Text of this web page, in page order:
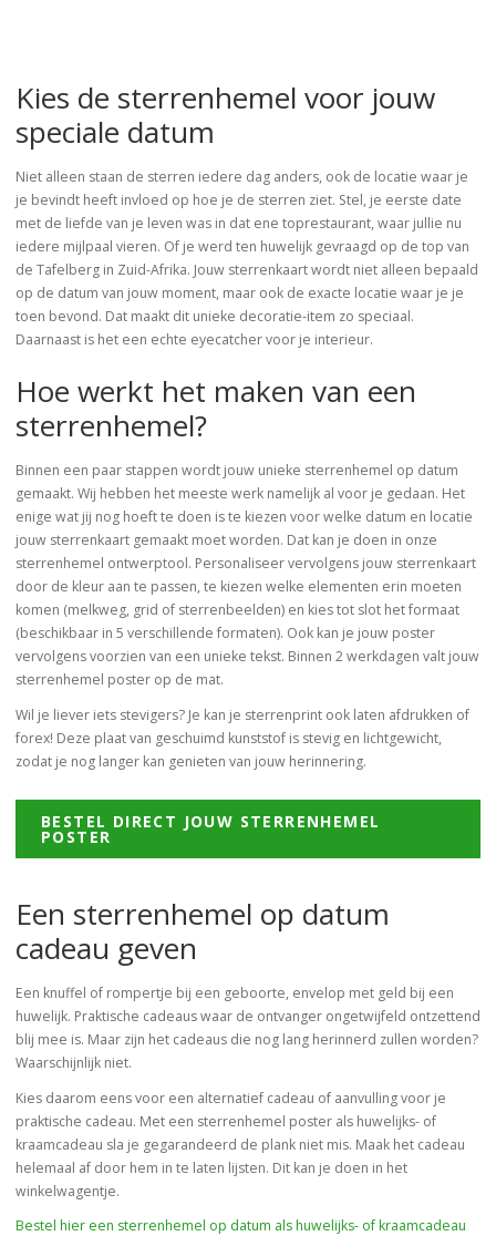
Kies de sterrenhemel voor jouw
speciale datum
Niet alleen staan de sterren iedere dag anders, ook de locatie waar je
je bevindt heeft invloed op hoe je de sterren ziet. Stel, je eerste date
met de liefde van je leven was in dat ene toprestaurant, waar jullie nu
iedere mijlpaal vieren. Of je werd ten huwelijk gevraagd op de top van
de Tafelberg in Zuid-Afrika. Jouw sterrenkaart wordt niet alleen bepaald
op de datum van jouw moment, maar ook de exacte locatie waar je je
toen bevond. Dat maakt dit unieke decoratie-item zo speciaal.
Daarnaast is het een echte eyecatcher voor je interieur.
Hoe werkt het maken van een
sterrenhemel?
Binnen een paar stappen wordt jouw unieke sterrenhemel op datum
gemaakt. Wij hebben het meeste werk namelijk al voor je gedaan. Het
enige wat jij nog hoeft te doen is te kiezen voor welke datum en locatie
jouw sterrenkaart gemaakt moet worden. Dat kan je doen in onze
sterrenhemel ontwerptool. Personaliseer vervolgens jouw sterrenkaart
door de kleur aan te passen, te kiezen welke elementen erin moeten
komen (melkweg, grid of sterrenbeelden) en kies tot slot het formaat
(beschikbaar in 5 verschillende formaten). Ook kan je jouw poster
vervolgens voorzien van een unieke tekst. Binnen 2 werkdagen valt jouw
sterrenhemel poster op de mat.
Wil je liever iets stevigers? Je kan je sterrenprint ook laten afdrukken of
forex! Deze plaat van geschuimd kunststof is stevig en lichtgewicht,
zodat je nog langer kan genieten van jouw herinnering.
BESTEL DIRECT JOUW STERRENHEMEL
POSTER
Een sterrenhemel op datum
cadeau geven
Een knuffel of rompertje bij een geboorte, envelop met geld bij een
huwelijk. Praktische cadeaus waar de ontvanger ongetwijfeld ontzettend
blij mee is. Maar zijn het cadeaus die nog lang herinnerd zullen worden?
Waarschijnlijk niet.
Kies daarom eens voor een alternatief cadeau of aanvulling voor je
praktische cadeau. Met een sterrenhemel poster als huwelijks- of
kraamcadeau sla je gegarandeerd de plank niet mis. Maak het cadeau
helemaal af door hem in te laten lijsten. Dit kan je doen in het
winkelwagentje.
Bestel hier een sterrenhemel op datum als huwelijks- of kraamcadeau